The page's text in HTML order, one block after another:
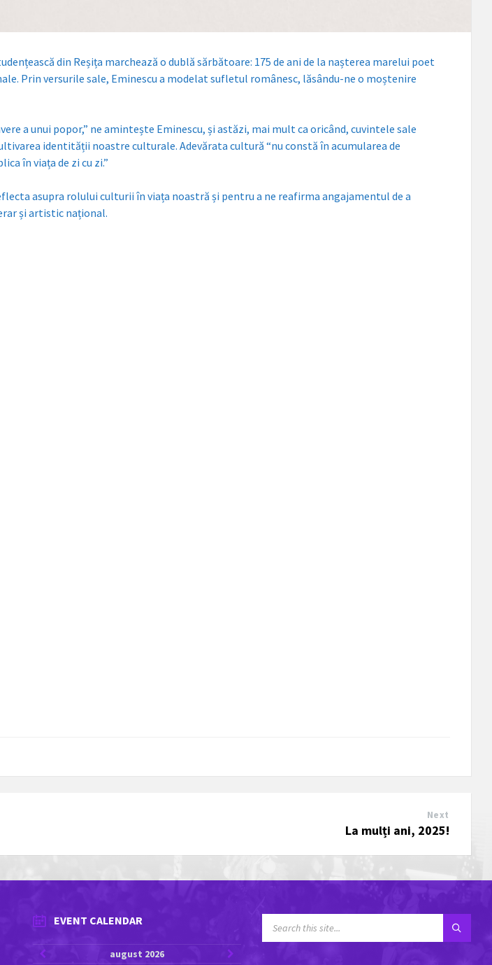
din Reșița marchează o dublă sărbătoare: 175 de ani de la nașterea marelui poet
Prin versurile sale, Eminescu a modelat sufletul românesc, lăsându-ne o moștenire
a unui popor,” ne amintește Eminescu, și astăzi, mai mult ca oricând, cuvintele sale
identității noastre culturale. Adevărata cultură “nu constă în acumularea de
în viața de zi cu zi.”
asupra rolului culturii în viața noastră și pentru a ne reafirma angajamentul de a
și artistic național.
Next
La mulți ani, 2025!
EVENT CALENDAR
august 2026